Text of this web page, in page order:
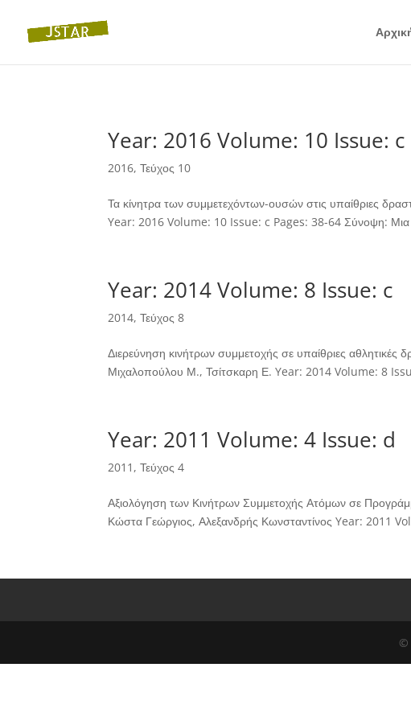
Year: 2016 Volume: 10 Issue: c
2016,Τεύχος 10
Τα κίνητρα των συμμετεχόντων-ουσών στις υπαίθριες
Year: 2016 Volume: 10 Issue: c Pages: 38-64 Σύνοψη: Μια
Year: 2014 Volume: 8 Issue: c
2014,Τεύχος 8
Διερεύνηση κινήτρων συμμετοχής σε υπαίθριες
Μιχαλοπούλου Μ., Τσίτσκαρη Ε. Year: 2014 Volume: 8
Year: 2011 Volume: 4 Issue: d
2011 ,Τεύχος 4
Αξιολόγηση των Κινήτρων Συμμετοχής Ατόμων σε
Κώστα Γεώργιος, Αλεξανδρής Κωνσταντίνος Year: 2011
©